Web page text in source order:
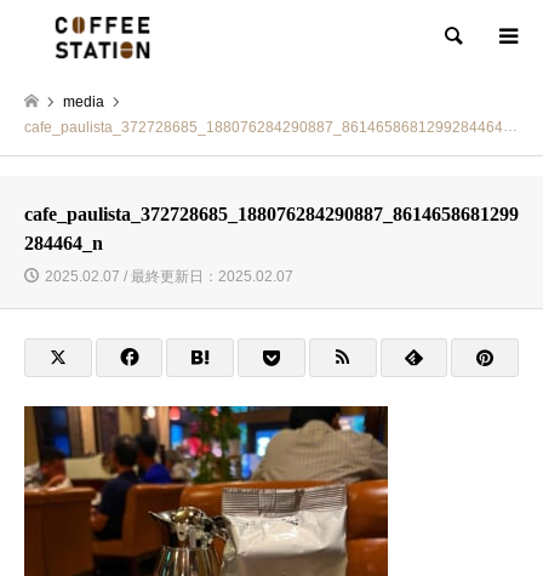
検索
media
cafe_paulista_372728685_188076284290887_8614658681299284464_n
cafe_paulista_372728685_188076284290887_8614658681299
284464_n
2025.02.07 / 最終更新日：2025.02.07